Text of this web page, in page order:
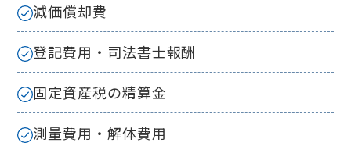
減価償却費
登記費用・司法書士報酬
固定資産税の精算金
測量費用・解体費用